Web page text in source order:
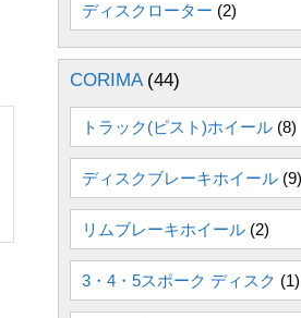
ディスクローター (2)
CORIMA(44)
トラック(ピスト)ホイール (8)
ディスクブレーキホイール (9)
リムブレーキホイール (2)
3・4・5スポーク ディスク (1)